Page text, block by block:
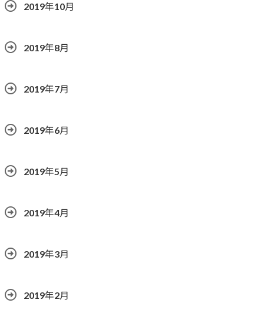
2019年10月
2019年8月
2019年7月
2019年6月
2019年5月
2019年4月
2019年3月
2019年2月